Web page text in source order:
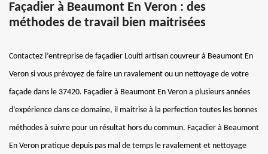
Façadier à Beaumont En Veron : des
méthodes de travail bien maitrisées
Contactez l’entreprise de façadier Louiti artisan couvreur à Beaumont En
Veron si vous prévoyez de faire un ravalement ou un nettoyage de votre
façade dans le 37420. Façadier à Beaumont En Veron a plusieurs années
d’expérience dans ce domaine, il maitrise à la perfection toutes les bonnes
méthodes à suivre pour un résultat hors du commun. Façadier à Beaumont
En Veron pratique depuis pas mal de temps le ravalement et nettoyage